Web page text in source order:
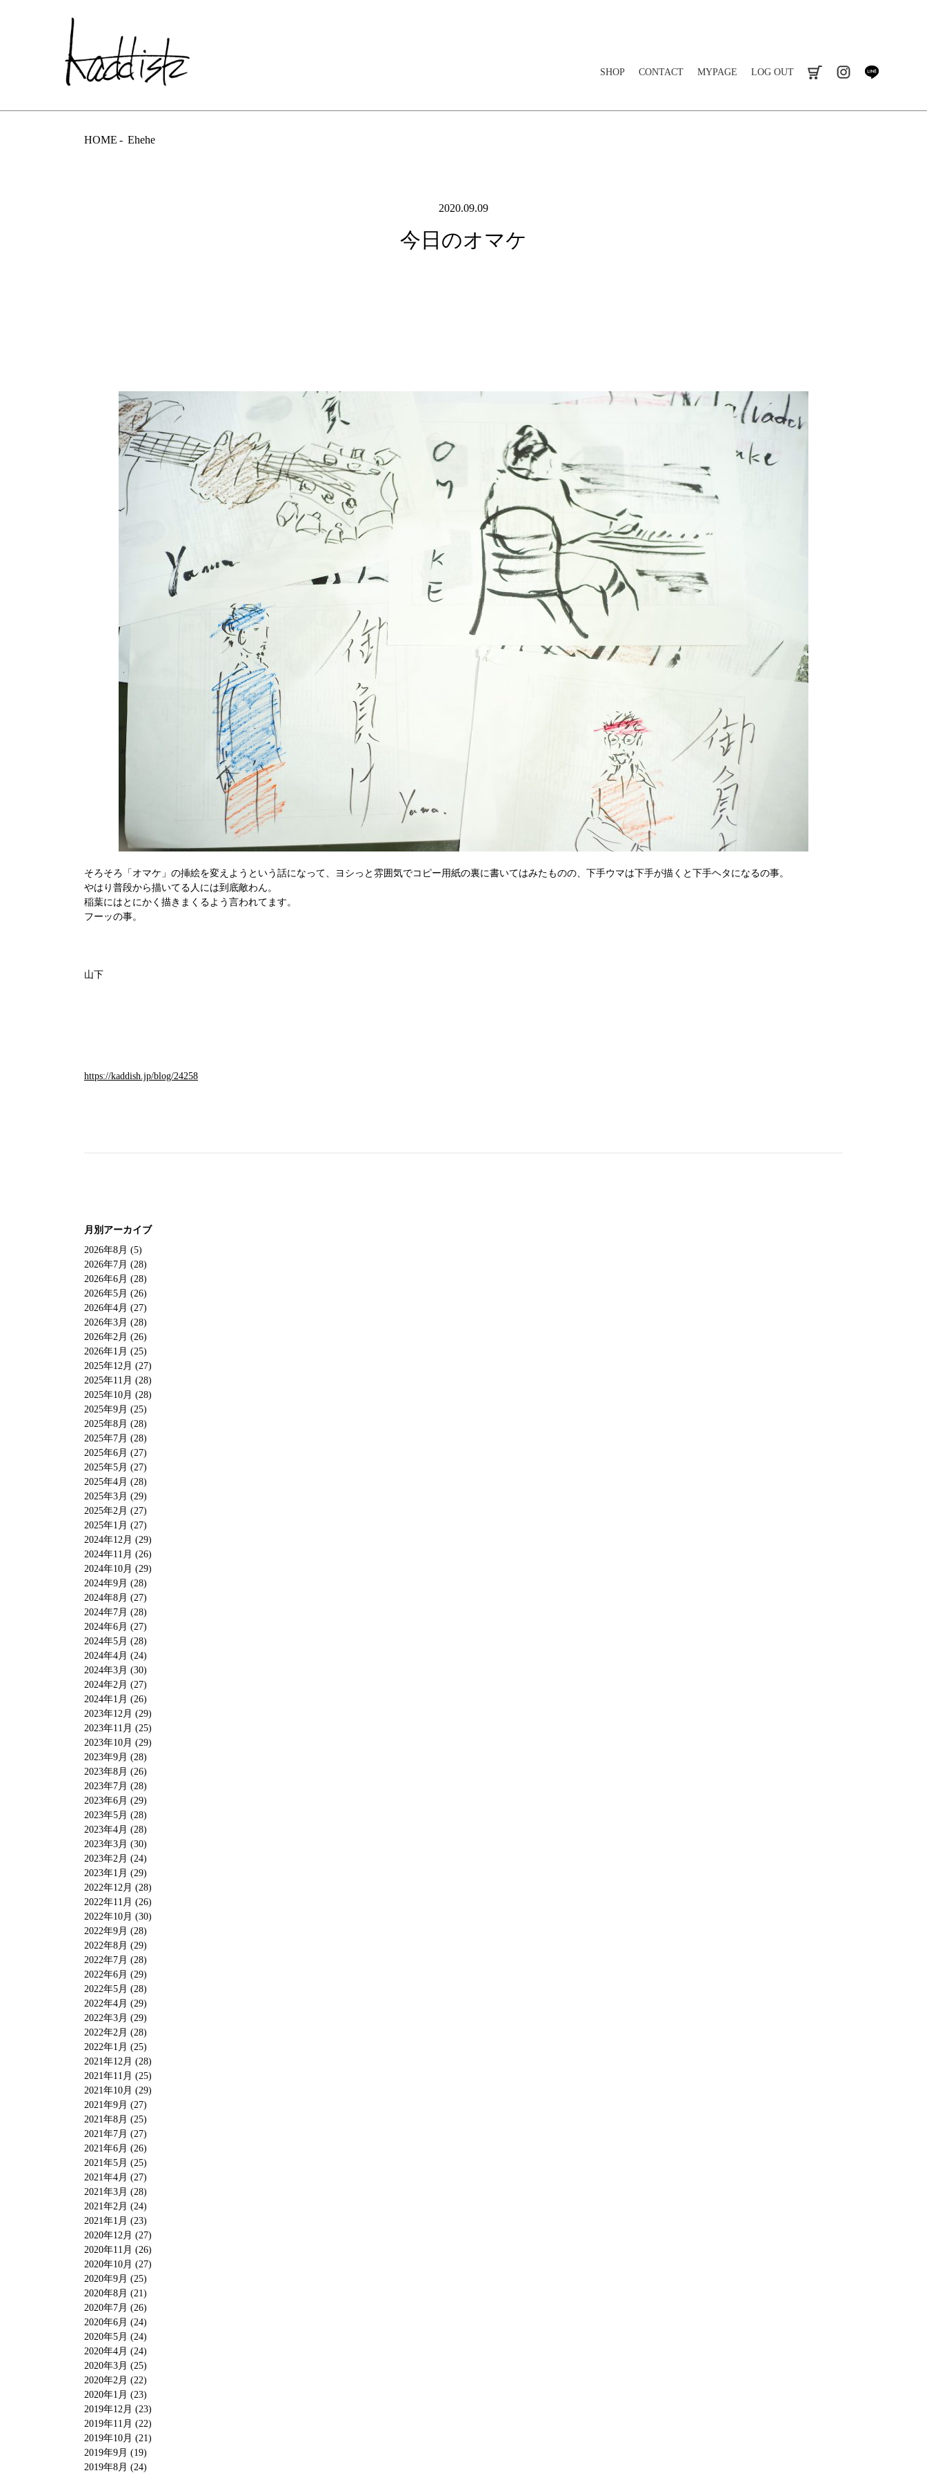
SHOP CONTACT MYPAGE LOG OUT instagram
HOME Ehehe
2020.09.09
今日のオマケ
そろそろ「オマケ」の挿絵を変えようという話になって、ヨシっと雰囲気でコピー用紙の裏に書いてはみたものの、下手ウマは下手が描くと下手ヘタになるの事。
やはり普段から描いてる人には到底敵わん。
稲葉にはとにかく描きまくるよう言われてます。
フーッの事。
山下
https://kaddish.jp/blog/24258
月別アーカイブ
2026年8月 (5)
2026年7月 (28)
2026年6月 (28)
2026年5月 (26)
2026年4月 (27)
2026年3月 (28)
2026年2月 (26)
2026年1月 (25)
2025年12月 (27)
2025年11月 (28)
2025年10月 (28)
2025年9月 (25)
2025年8月 (28)
2025年7月 (28)
2025年6月 (27)
2025年5月 (27)
2025年4月 (28)
2025年3月 (29)
2025年2月 (27)
2025年1月 (27)
2024年12月 (29)
2024年11月 (26)
2024年10月 (29)
2024年9月 (28)
2024年8月 (27)
2024年7月 (28)
2024年6月 (27)
2024年5月 (28)
2024年4月 (24)
2024年3月 (30)
2024年2月 (27)
2024年1月 (26)
2023年12月 (29)
2023年11月 (25)
2023年10月 (29)
2023年9月 (28)
2023年8月 (26)
2023年7月 (28)
2023年6月 (29)
2023年5月 (28)
2023年4月 (28)
2023年3月 (30)
2023年2月 (24)
2023年1月 (29)
2022年12月 (28)
2022年11月 (26)
2022年10月 (30)
2022年9月 (28)
2022年8月 (29)
2022年7月 (28)
2022年6月 (29)
2022年5月 (28)
2022年4月 (29)
2022年3月 (29)
2022年2月 (28)
2022年1月 (25)
2021年12月 (28)
2021年11月 (25)
2021年10月 (29)
2021年9月 (27)
2021年8月 (25)
2021年7月 (27)
2021年6月 (26)
2021年5月 (25)
2021年4月 (27)
2021年3月 (28)
2021年2月 (24)
2021年1月 (23)
2020年12月 (27)
2020年11月 (26)
2020年10月 (27)
2020年9月 (25)
2020年8月 (21)
2020年7月 (26)
2020年6月 (24)
2020年5月 (24)
2020年4月 (24)
2020年3月 (25)
2020年2月 (22)
2020年1月 (23)
2019年12月 (23)
2019年11月 (22)
2019年10月 (21)
2019年9月 (19)
2019年8月 (24)